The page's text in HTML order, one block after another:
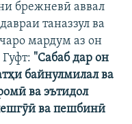
брежневӣ аввал
таназзул ва
мардум аз он
"Сабаб дар он
байнулмилал ва
ва эътидол
ва пешбинӣ